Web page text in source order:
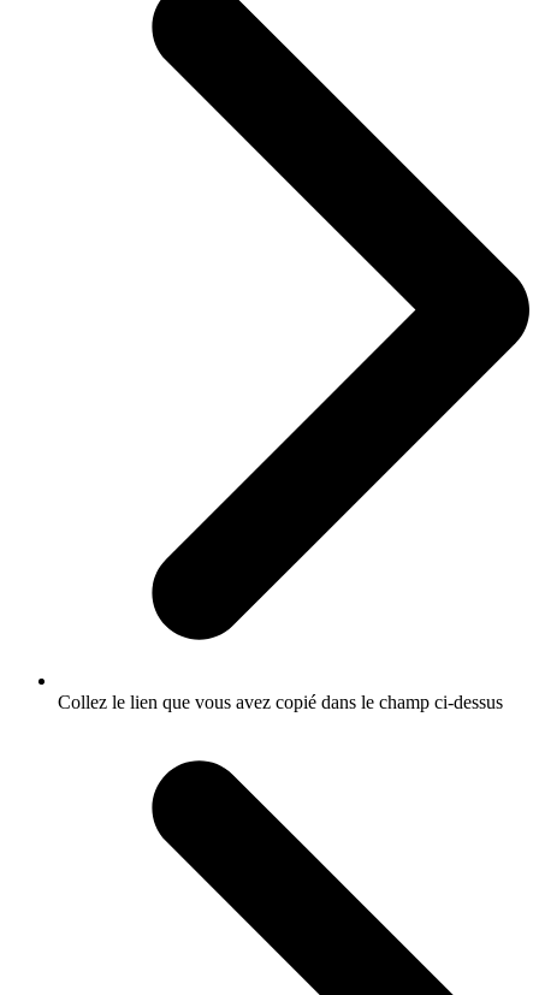
Collez le lien que vous avez copié dans le champ ci-dessus